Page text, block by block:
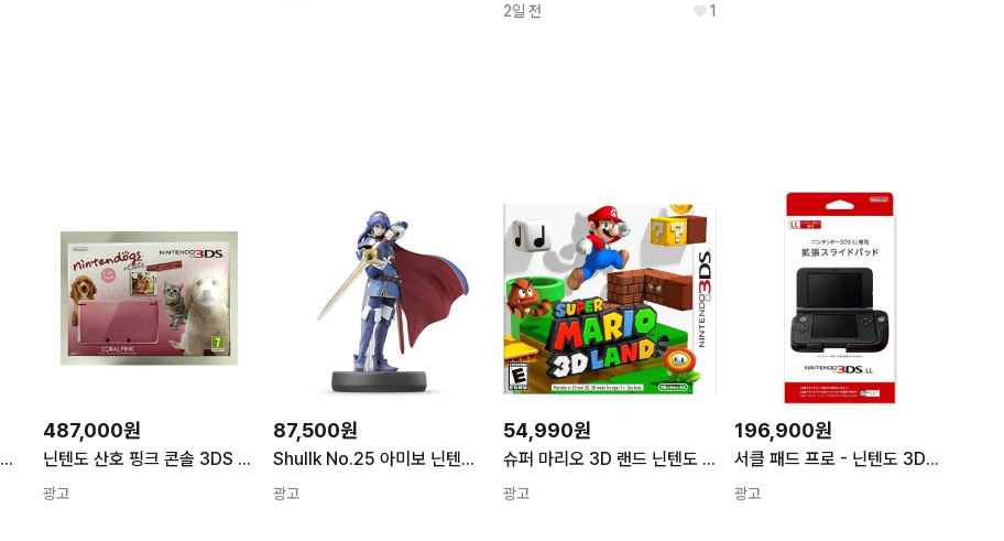
2일 전 1
Shullk No.25 아미보 닌텐도 Wii U3DS USA USA 1개 Dark Pit
487,000원
닌텐도 산호 핑크 콘솔 3DS 닌텐도 코랄 핑크 콘솔 3DS
광고
87,500원
Shullk No.25 아미보 닌텐도 Wii U3DS USA Lucina 1개 No. 25
광고
54,990원
슈퍼 마리오 3D 랜드 닌텐도 3DS
광고
196,900원
서클 패드 프로 - 닌텐도 3DS LL 액세서리(3DS 콘솔 미포함) 일본 수입
광고